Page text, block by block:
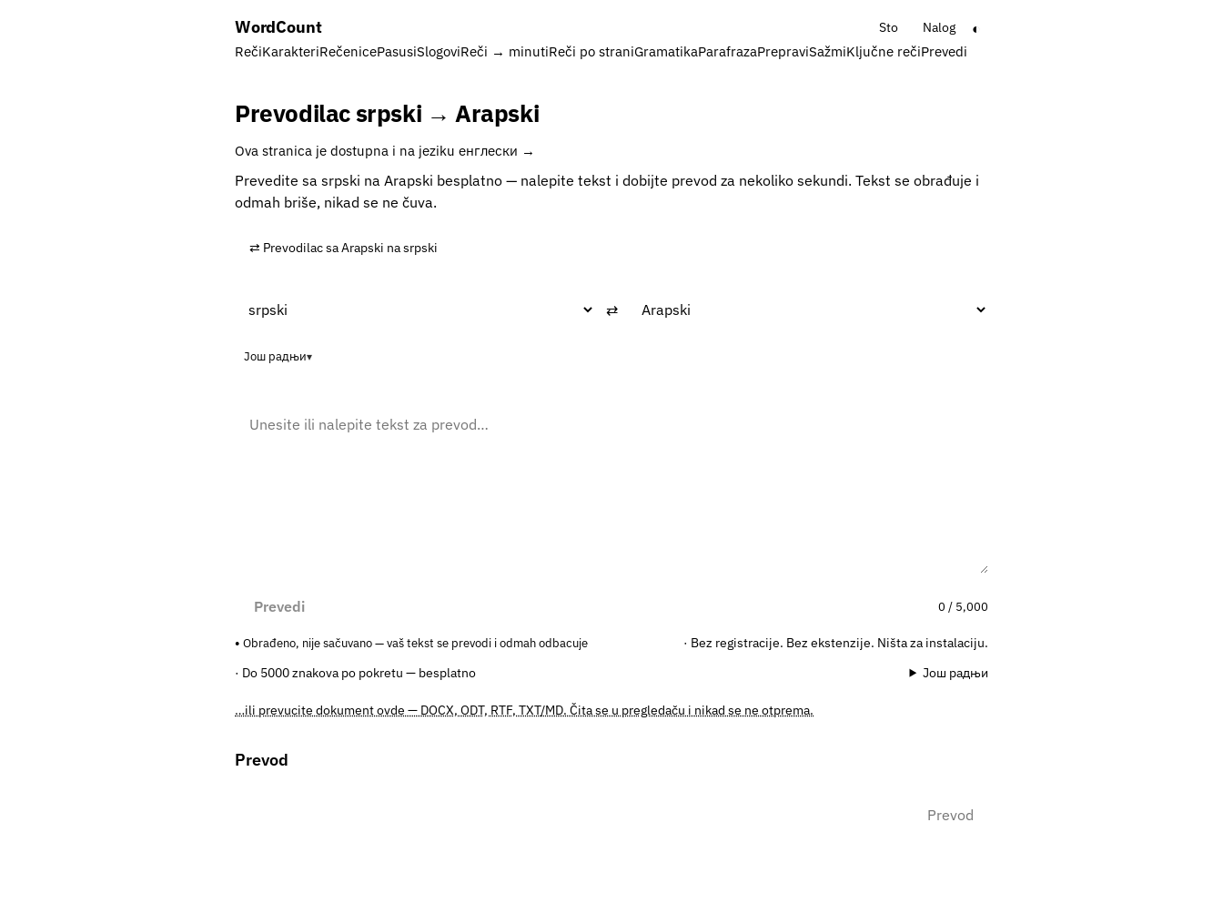
WordCount Sto Nalog ◐
RečiKarakteriRečenicePasusiSlogoviReči → minutiReči po straniGramatikaParafrazaPrepraviSažmiKljučne rečiPrevedi
Prevodilac srpski → Arapski
Ova stranica je dostupna i na jeziku енглески →
Prevedite sa srpski na Arapski besplatno — nalepite tekst i dobijte prevod za nekoliko sekundi. Tekst se obrađuje i
odmah briše, nikad se ne čuva.
⇄ Prevodilac sa Arapski na srpski
⇄
Још радњи
Prevedi 0 / 5,000
Obrađeno, nije sačuvano — vaš tekst se prevodi i odmah odbacuje
· Bez registracije. Bez ekstenzije. Ništa za instalaciju.
· Do 5000 znakova po pokretu — besplatno
Још радњи
…ili prevucite dokument ovde — DOCX, ODT, RTF, TXT/MD. Čita se u pregledaču i nikad se ne otprema.
Prevod